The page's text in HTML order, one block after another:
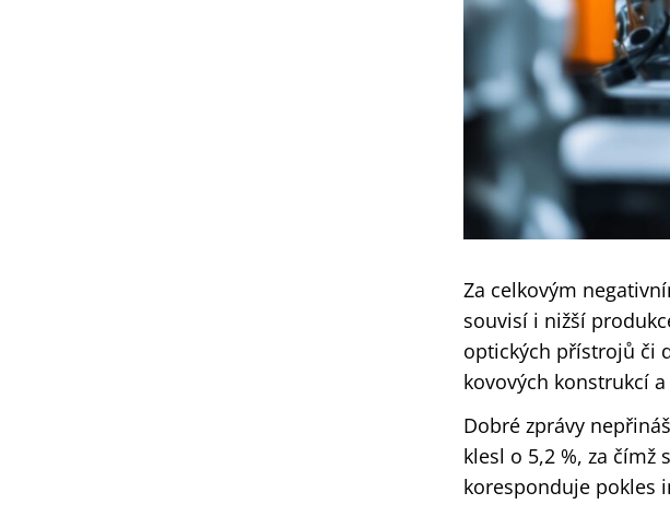
Za celkovým
souvisí i nižší
optických přístrojů či
kovových konstrukcí
Dobré zprávy
klesl o 5,2 %, za
koresponduje pokles